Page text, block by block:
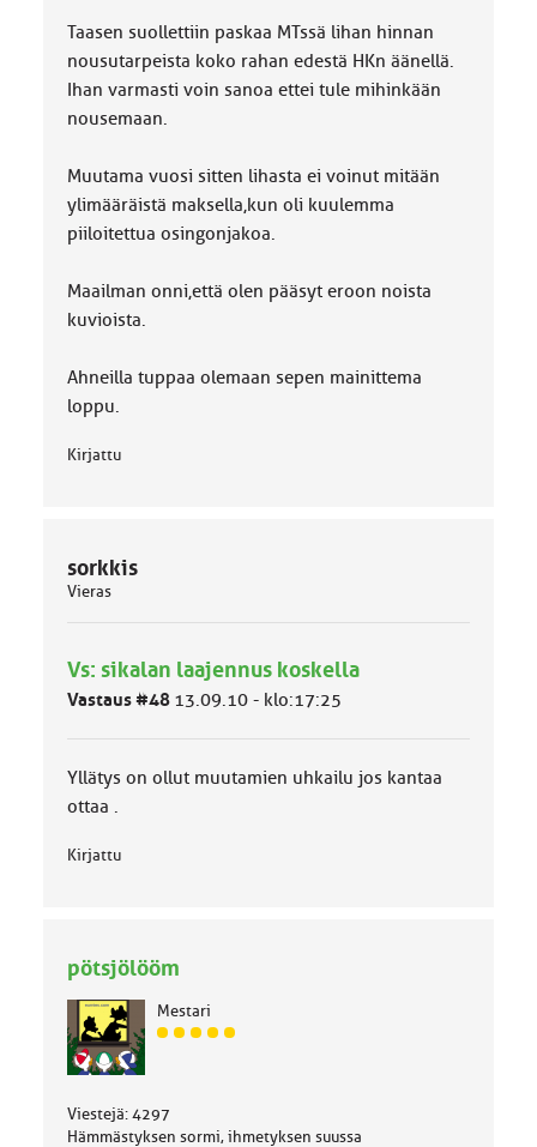
Taasen suollettiin paskaa MTssä lihan hinnan
nousutarpeista koko rahan edestä HKn äänellä.
Ihan varmasti voin sanoa ettei tule mihinkään
nousemaan.
Muutama vuosi sitten lihasta ei voinut mitään
ylimääräistä maksella,kun oli kuulemma
piiloitettua osingonjakoa.
Maailman onni,että olen pääsyt eroon noista
kuvioista.
Ahneilla tuppaa olemaan sepen mainittema
loppu.
Kirjattu
sorkkis
Vieras
Vs: sikalan laajennus koskella
Vastaus #48 13.09.10 - klo:17:25
Yllätys on ollut muutamien uhkailu jos kantaa
ottaa .
Kirjattu
pötsjölööm
Mestari
J
e
Viestejä: 4297
Hämmästyksen sormi, ihmetyksen suussa